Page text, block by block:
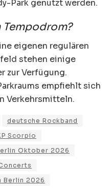
Park genutzt werden.
Tempodrom?
eigenen regulären
stehen einige
zur Verfügung.
empfiehlt sich
Verkehrsmitteln.
deutsche Rockband
Scorpio
Oktober 2026
Berlin 2026